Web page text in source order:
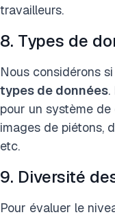
travailleurs.
8. Types de
Nous considérons
types de données.
pour un système
images de piétons,
etc.
9. Diversité
Pour évaluer le